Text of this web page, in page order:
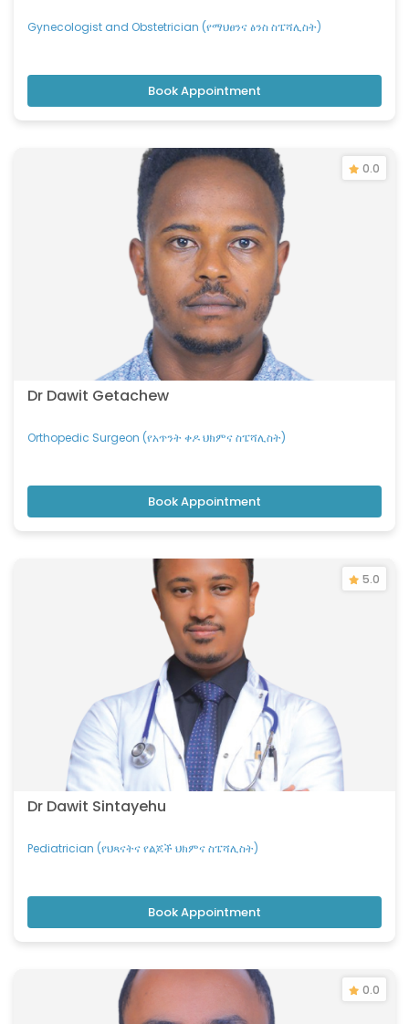
Gynecologist and Obstetrician (የማህፀንና ፅንስ ስፔሻሊስት)
Book Appointment
0.0
Dr Dawit Getachew
Orthopedic Surgeon (የአጥንት ቀዶ ህክምና ስፔሻሊስት)
Book Appointment
5.0
Dr Dawit Sintayehu
Pediatrician (የህጻናትና የልጆች ህክምና ስፔሻሊስት)
Book Appointment
0.0